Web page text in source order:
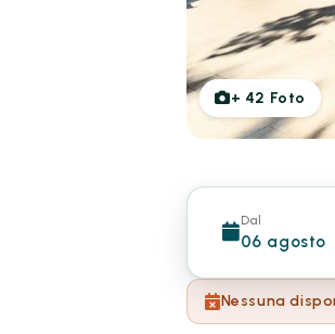
+ 42 Foto
Dal
06 agosto
Nessuna